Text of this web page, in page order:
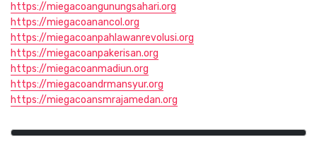
https://miegacoangunungsahari.org
https://miegacoanancol.org
https://miegacoanpahlawanrevolusi.org
https://miegacoanpakerisan.org
https://miegacoanmadiun.org
https://miegacoandrmansyur.org
https://miegacoansmrajamedan.org